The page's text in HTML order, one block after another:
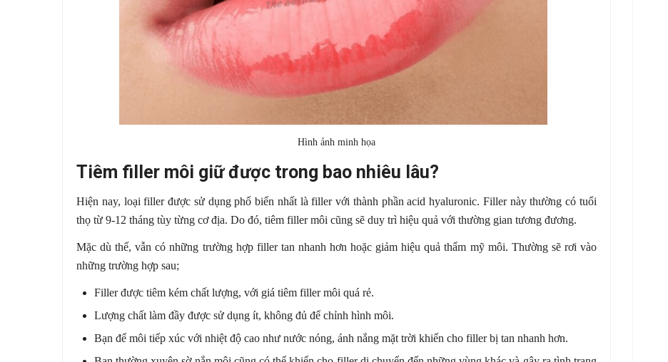
Hình ảnh minh họa
Tiêm filler môi giữ được trong bao nhiêu lâu?
Hiện nay, loại filler được sử dụng phổ biến nhất là filler với thành phần acid hyaluronic. Filler này thường có tuổi
thọ từ 9-12 tháng tùy từng cơ địa. Do đó, tiêm filler môi cũng sẽ duy trì hiệu quả với thường gian tương đương.
Mặc dù thế, vẫn có những trường hợp filler tan nhanh hơn hoặc giảm hiệu quả thẩm mỹ môi. Thường sẽ rơi vào
những trường hợp sau;
Filler được tiêm kém chất lượng, với giá tiêm filler môi quá rẻ.
Lượng chất làm đầy được sử dụng ít, không đủ để chỉnh hình môi.
Bạn để môi tiếp xúc với nhiệt độ cao như nước nóng, ánh nắng mặt trời khiến cho filler bị tan nhanh hơn.